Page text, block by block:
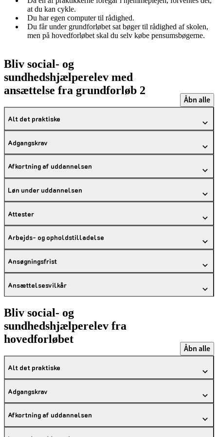
at du kan cykle.
Du har egen computer til rådighed.
Du får under grundforløbet sat bøger til rådighed af skolen,
men på hovedforløbet skal du selv købe pensumsbøgerne.
Bliv social- og
sundhedshjælperelev med
ansættelse fra grundforløb 2
Åbn alle
Alt det praktiske
Adgangskrav
Afkortning af uddannelsen
Løn under uddannelsen
Attester
Arbejds- og opholdstilladelse
Ansøgningsfrist
Ansættelsesvilkår
Bliv social- og
sundhedshjælperelev fra
hovedforløbet
Åbn alle
Alt det praktiske
Adgangskrav
Afkortning af uddannelsen